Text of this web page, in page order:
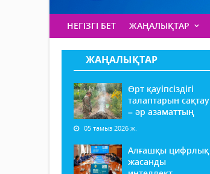
НЕГІЗГІ БЕТ ЖАҢАЛЫҚТАР
ЖАҢАЛЫҚТАР
Өрт қауіпсіздігі
талаптарын сақтау
– әр азаматтың
05 тамыз 2026 ж.
Алғашқы цифрлық
жасанды